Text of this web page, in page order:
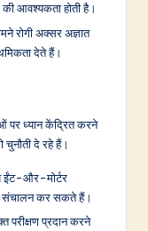
आवश्यकता होती है।
रोगी अक्सर अज्ञात
देते हैं।
पर ध्यान केंद्रित करने
चुनौती दे रहे हैं।
ईंट-और-मोर्टर
संचालन कर सकते हैं।
परीक्षण प्रदान करने